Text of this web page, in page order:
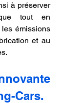
à préserver
tout en
émissions
et au
Cars.